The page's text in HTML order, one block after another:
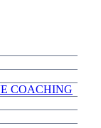
COACHING